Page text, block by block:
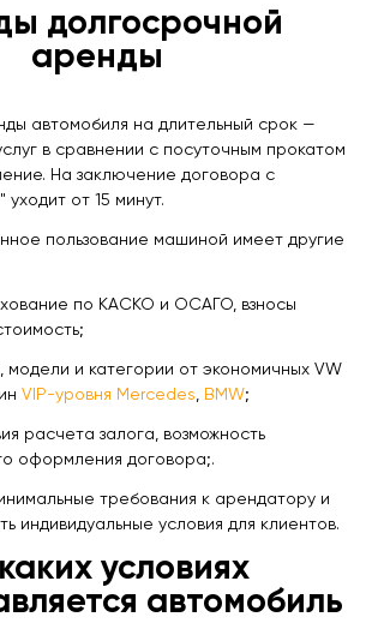
долгосрочной
аренды
автомобиля на длительный срок —
в сравнении с посуточным прокатом
На заключение договора с
от 15 минут.
пользование машиной имеет другие
по КАСКО и ОСАГО, взносы
модели и категории от экономичных VW
VIP-уровня Mercedes BMW;
расчета залога, возможность
оформления договора;.
требования к арендатору и
индивидуальные условия для клиентов.
условиях
автомобиль